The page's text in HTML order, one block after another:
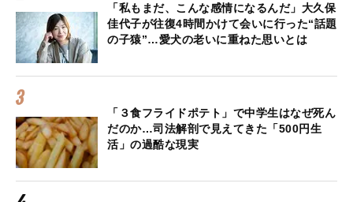
「私もまだ、こんな感情になるんだ」大久保
佳代子が往復4時間かけて会いに行った“話題
の子猿”…愛犬の老いに重ねた思いとは
「３食フライドポテト」で中学生はなぜ死ん
だのか…司法解剖で見えてきた「500円生
活」の過酷な現実